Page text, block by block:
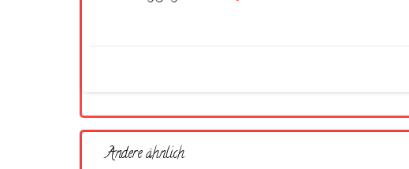
Andere ähnlich